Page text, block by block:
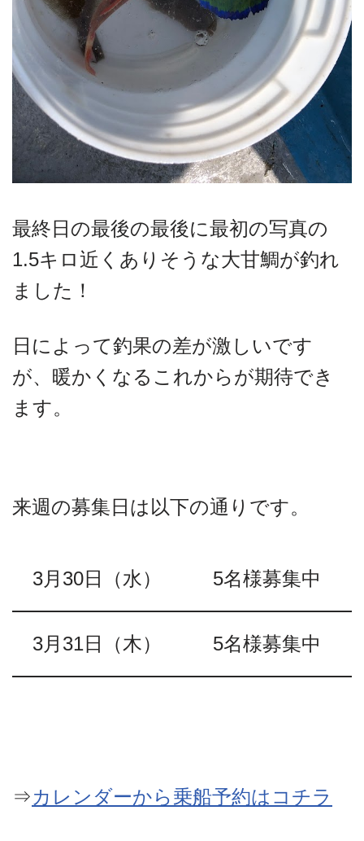
最終日の最後の最後に最初の写真の
1.5キロ近くありそうな大甘鯛が釣れ
ました！
日によって釣果の差が激しいです
が、暖かくなるこれからが期待でき
ます。
来週の募集日は以下の通りです。
3月30日（水） 5名様募集中
3月31日（木） 5名様募集中
⇒カレンダーから乗船予約はコチラ